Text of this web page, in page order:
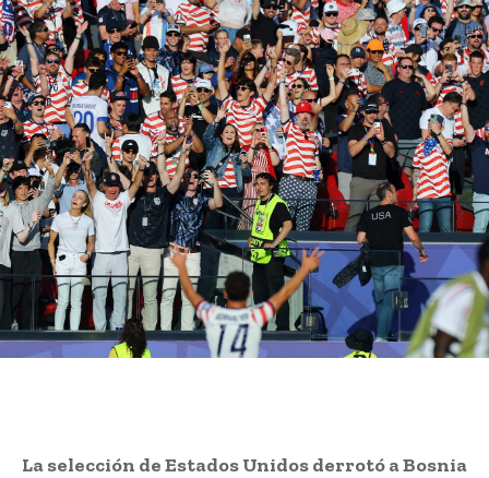
La selección de Estados Unidos derrotó a Bosnia